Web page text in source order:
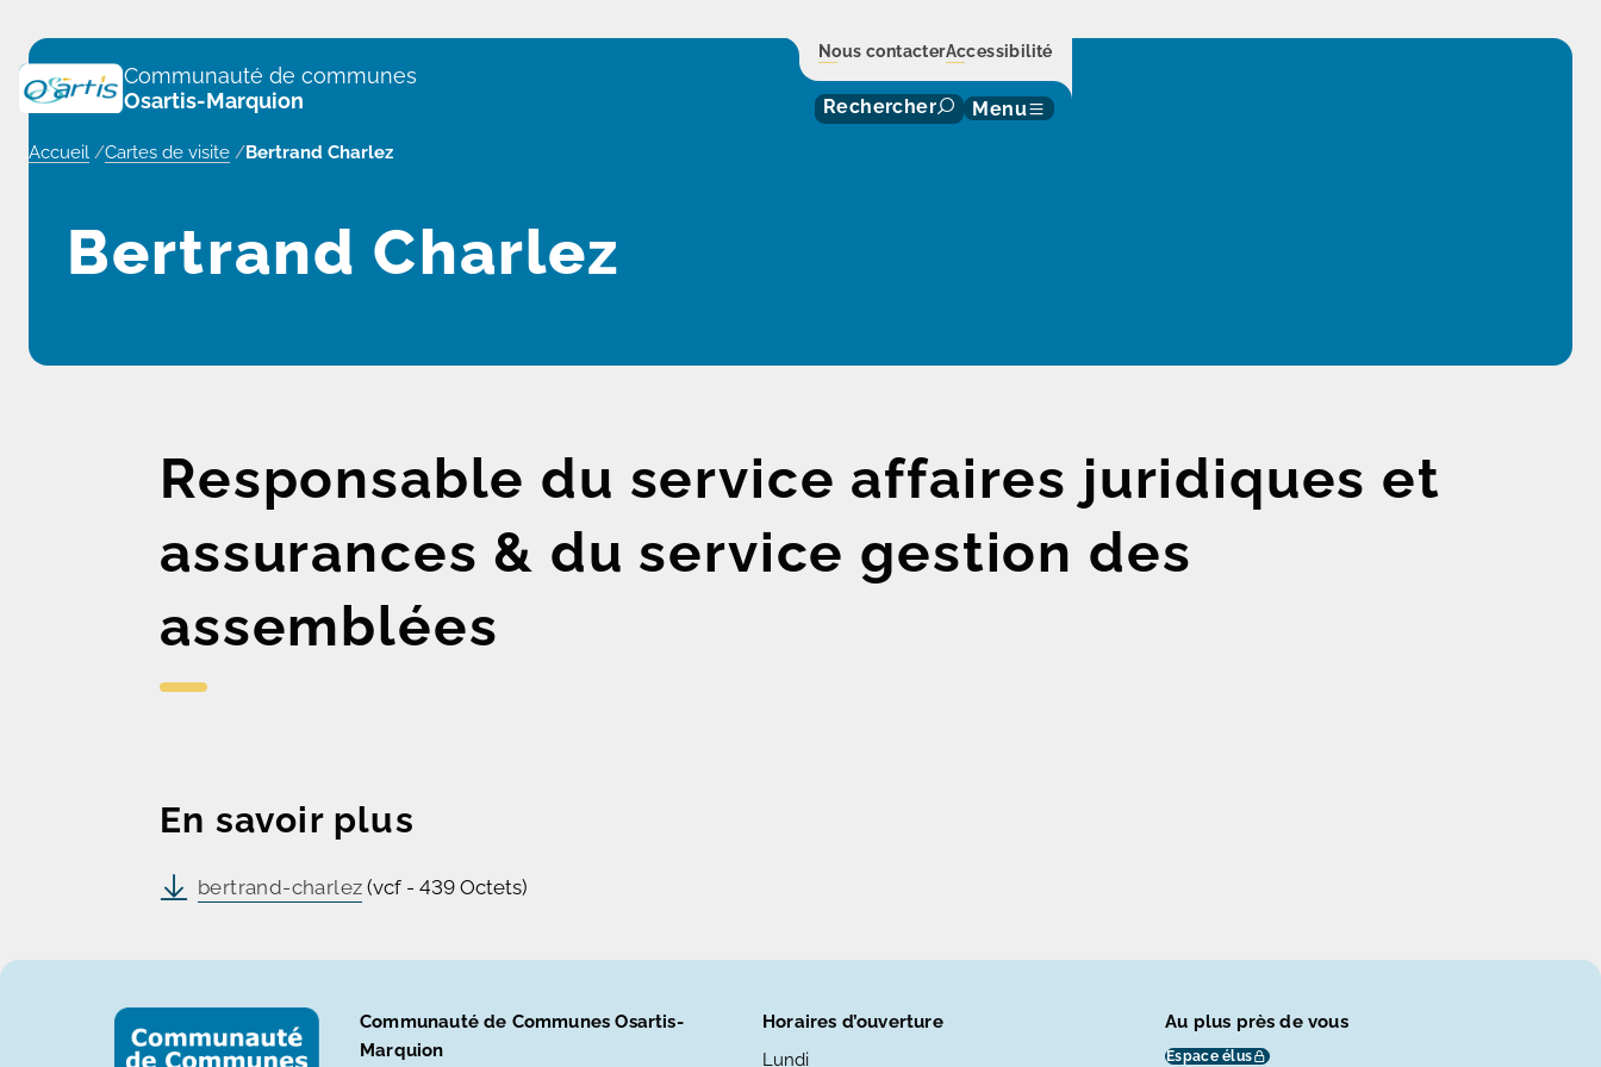
Communauté de communes
Osartis-Marquion
Nous contacterAccessibilité
Rechercher Menu
Accueil /Cartes de visite /Bertrand Charlez
Bertrand Charlez
Responsable du service affaires juridiques et
assurances & du service gestion des
assemblées
En savoir plus
bertrand-charlez (vcf - 439 Octets)
Communauté de Communes Osartis-
Marquion
Horaires d’ouverture
Lundi
Au plus près de vous
Espace élus